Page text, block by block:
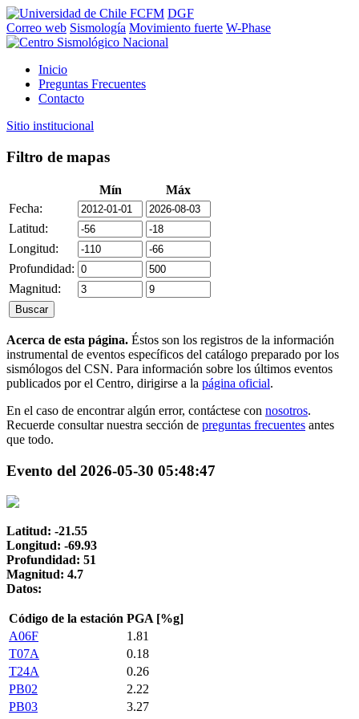
FCFM DGF
Correo web Sismología Movimiento fuerte W-Phase
Inicio
Preguntas Frecuentes
Contacto
Sitio institucional
Filtro de mapas
Mín
Máx
Fecha:
Latitud:
Longitud:
Profundidad:
Magnitud:
Acerca de esta página. Éstos son los registros de la información
instrumental de eventos específicos del catálogo preparado por los
sismólogos del CSN. Para información sobre los últimos eventos
publicados por el Centro, dirigirse a la página oficial.
En el caso de encontrar algún error, contáctese con nosotros.
Recuerde consultar nuestra sección de preguntas frecuentes antes
que todo.
Evento del 2026-05-30 05:48:47
Latitud: -21.55
Longitud: -69.93
Profundidad: 51
Magnitud: 4.7
Datos:
Código de la estación PGA [%g]
A06F
1.81
T07A
0.18
T24A
0.26
PB02
2.22
PB03
3.27